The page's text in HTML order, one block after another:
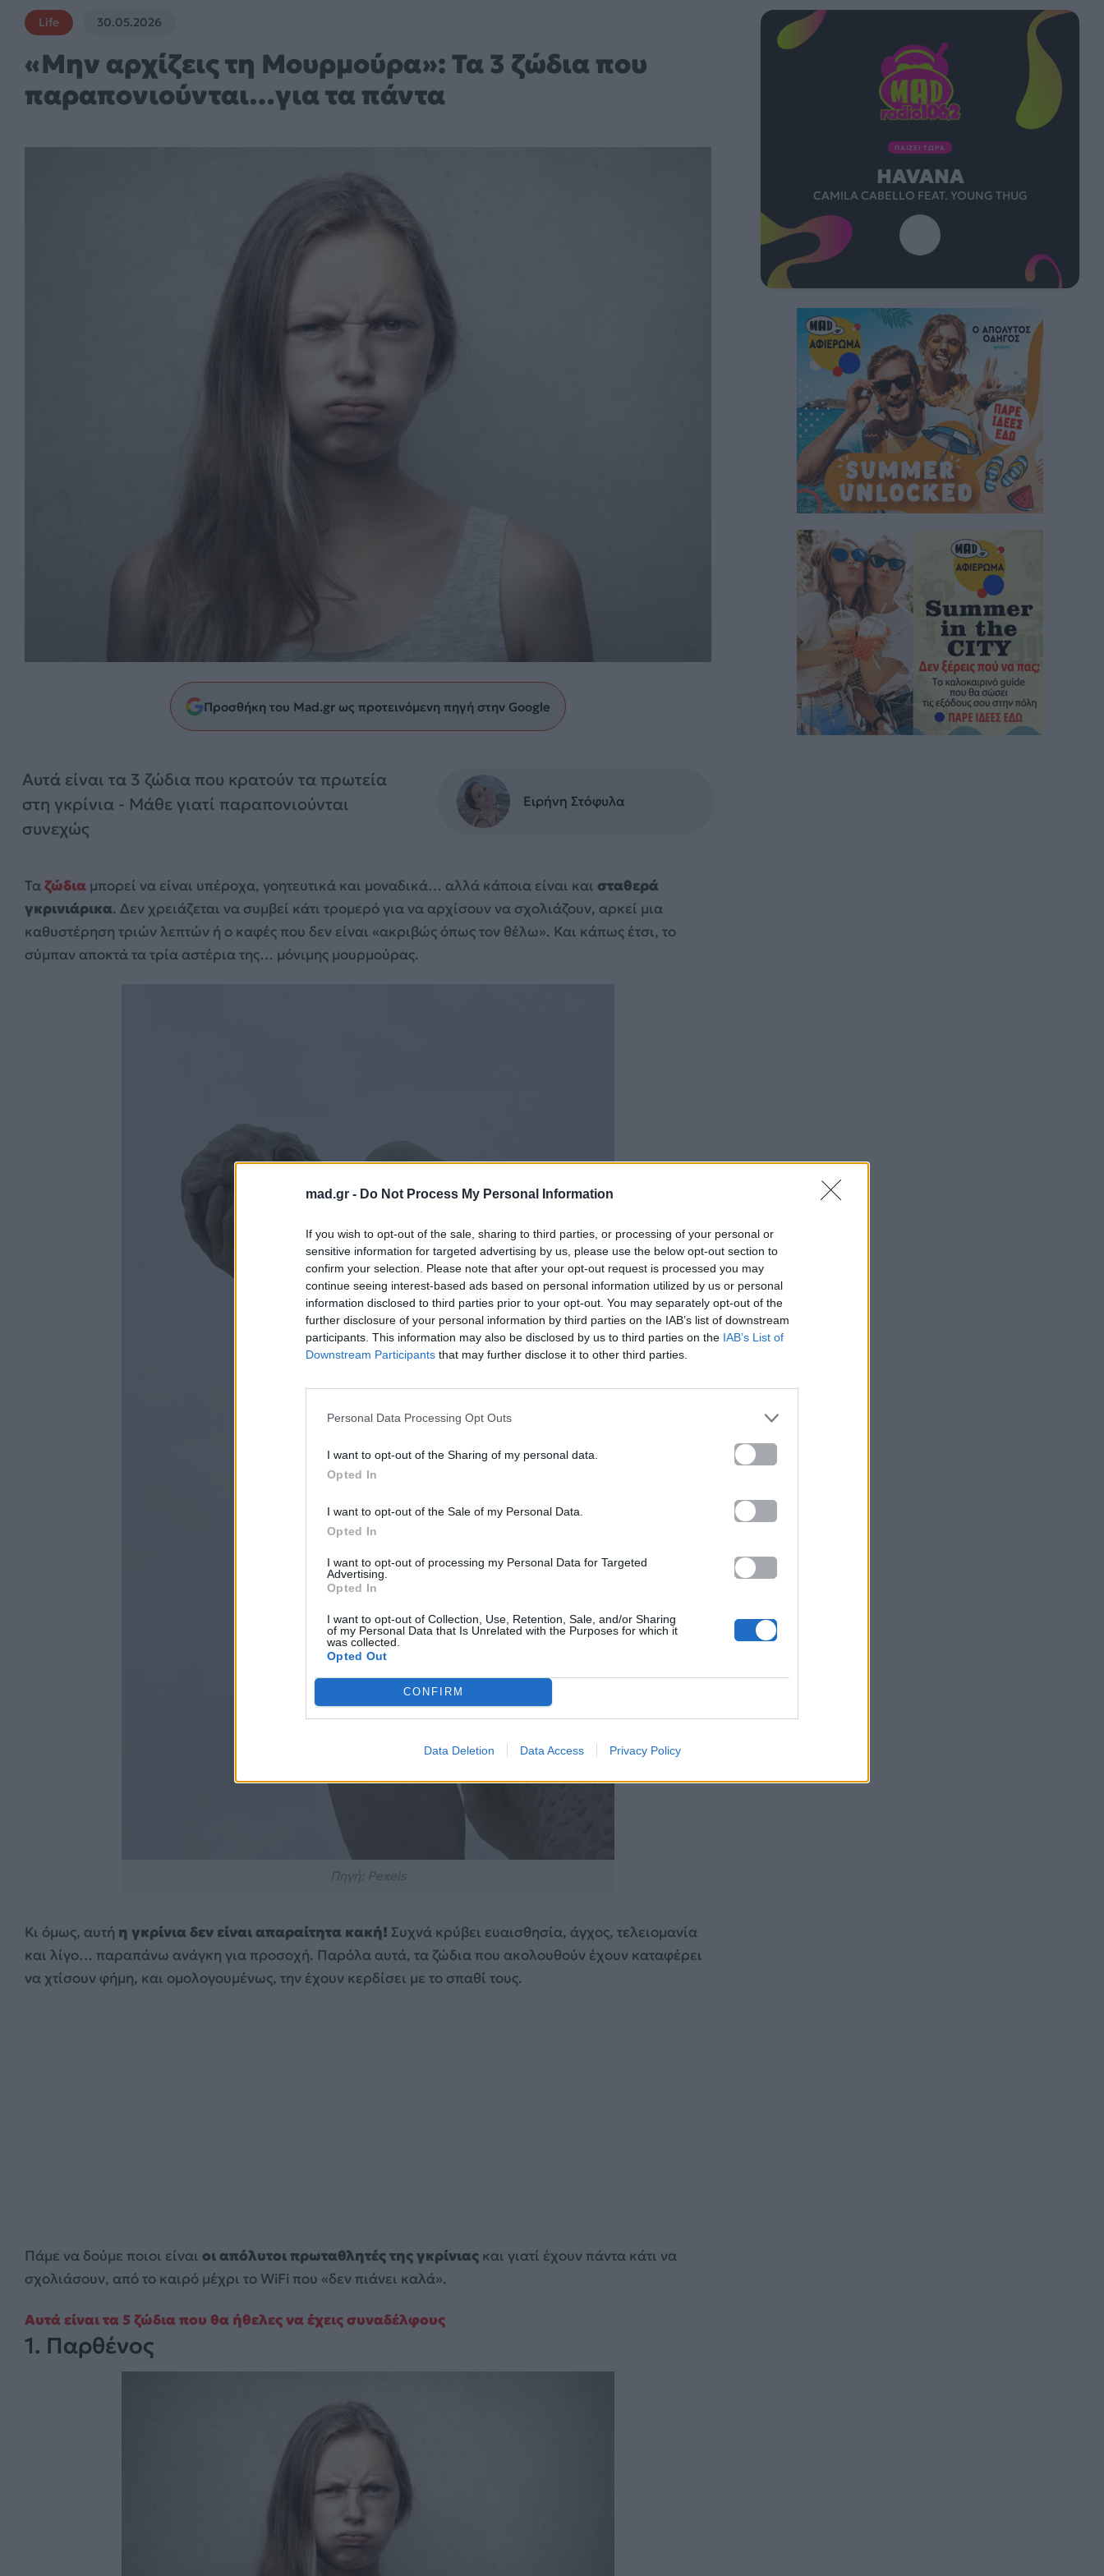
mad.gr - Do Not Process My Personal Information
If you wish to opt-out of the sale, sharing to third parties, or processing of your personal or
sensitive information for targeted advertising by us, please use the below opt-out section to
confirm your selection. Please note that after your opt-out request is processed you may
continue seeing interest-based ads based on personal information utilized by us or personal
information disclosed to third parties prior to your opt-out. You may separately opt-out of the
further disclosure of your personal information by third parties on the IAB’s list of downstream
participants. This information may also be disclosed by us to third parties on the IAB’s List of
Downstream Participants that may further disclose it to other third parties.
Personal Data Processing Opt Outs
I want to opt-out of the Sharing of my personal data.
Opted In
I want to opt-out of the Sale of my Personal Data.
Opted In
I want to opt-out of processing my Personal Data for Targeted
Advertising.
Opted In
I want to opt-out of Collection, Use, Retention, Sale, and/or Sharing
of my Personal Data that Is Unrelated with the Purposes for which it
was collected.
Opted Out
CONFIRM
Data Deletion Data Access Privacy Policy
Life 30.05.2026
«Μην αρχίζεις τη Μουρμούρα»: Τα 3 ζώδια που
παραπονιούνται…για τα πάντα
Προσθήκη του Mad.gr ως προτεινόμενη πηγή στην Google
Αυτά είναι τα 3 ζώδια που κρατούν τα πρωτεία
στη γκρίνια - Μάθε γιατί παραπονιούνται
συνεχώς
Ειρήνη Στόφυλα
Ταζώδια μπορεί να είναι υπέροχα, γοητευτικά και μοναδικά… αλλά κάποια είναι και σταθερά
γκρινιάρικα. Δεν χρειάζεται να συμβεί κάτι τρομερό για να αρχίσουν να σχολιάζουν, αρκεί μια
καθυστέρηση τριών λεπτών ή ο καφές που δεν είναι «ακριβώς όπως τον θέλω». Και κάπως έτσι, το
σύμπαν αποκτά τα τρία αστέρια της… μόνιμης μουρμούρας.
Κι όμως, αυτή η γκρίνια δεν είναι απαραίτητα κακή! Συχνά κρύβει ευαισθησία, άγχος, τελειομανία
και λίγο… παραπάνω ανάγκη για προσοχή. Παρόλα αυτά, τα ζώδια που ακολουθούν έχουν καταφέρει
να χτίσουν φήμη, και ομολογουμένως, την έχουν κερδίσει με το σπαθί τους.
Πάμε να δούμε ποιοι είναι οι απόλυτοι πρωταθλητές της γκρίνιας και γιατί έχουν πάντα κάτι να
σχολιάσουν, από το καιρό μέχρι το WiFi που «δεν πιάνει καλά».
Αυτά είναι τα 5 ζώδια που θα ήθελες να έχεις συναδέλφους
1. Παρθένος
ΠΑΙΖΕΙ ΤΩΡΑ
HAVANA
CAMILA CABELLO FEAT. YOUNG THUG